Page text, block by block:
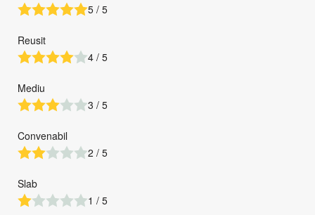
5 / 5
Reusit
4 / 5
Mediu
3 / 5
Convenabil
2 / 5
Slab
1 / 5